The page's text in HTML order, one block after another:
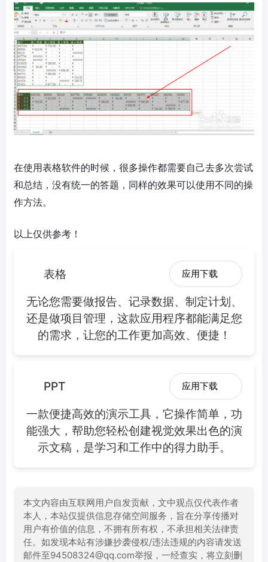
在使用表格软件的时候，很多操作都需要自己去多次尝试
和总结，没有统一的答题，同样的效果可以使用不同的操
作方法。
以上仅供参考！
表格 应用下载
无论您需要做报告、记录数据、制定计划、
还是做项目管理，这款应用程序都能满足您
的需求，让您的工作更加高效、便捷！
PPT 应用下载
一款便捷高效的演示工具，它操作简单，功
能强大，帮助您轻松创建视觉效果出色的演
示文稿，是学习和工作中的得力助手。
本文内容由互联网用户自发贡献，文中观点仅代表作者
本人，本站仅提供信息存储空间服务，旨在分享传播对
用户有价值的信息，不拥有所有权，不承担相关法律责
任。如发现本站有涉嫌抄袭侵权/违法违规的内容请发送
邮件至94508324@qq.com举报，一经查实，将立刻删